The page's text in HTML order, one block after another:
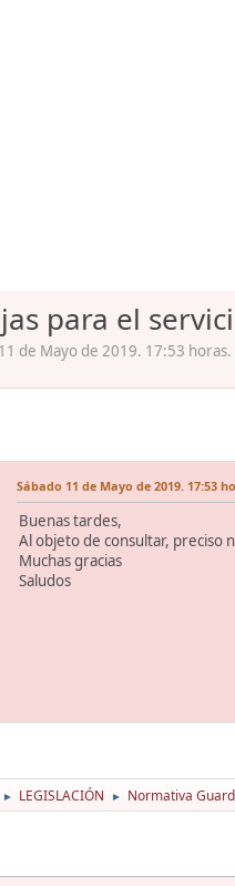
para el
de Mayo de 2019. 17:53 horas.
Sábado 11 de Mayo de 2019. 17:53
Buenas tardes,
Al objeto de consultar, preciso
Muchas gracias
Saludos
► LEGISLACIÓN ► Normativa